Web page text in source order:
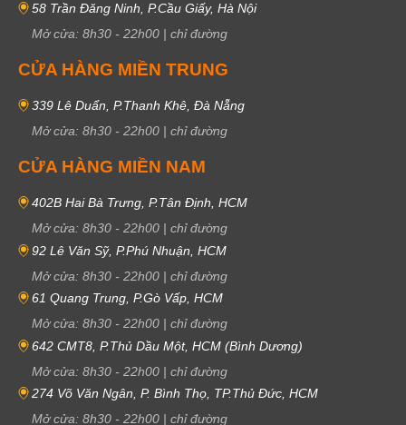
58 Trần Đăng Ninh, P.Cầu Giấy, Hà Nội
Mở cửa: 8h30 - 22h00 | chỉ đường
CỬA HÀNG MIỀN TRUNG
339 Lê Duẩn, P.Thanh Khê, Đà Nẵng
Mở cửa: 8h30 - 22h00 | chỉ đường
CỬA HÀNG MIỀN NAM
402B Hai Bà Trưng, P.Tân Định, HCM
Mở cửa: 8h30 - 22h00 | chỉ đường
92 Lê Văn Sỹ, P.Phú Nhuận, HCM
Mở cửa: 8h30 - 22h00 | chỉ đường
61 Quang Trung, P.Gò Vấp, HCM
Mở cửa: 8h30 - 22h00 | chỉ đường
642 CMT8, P.Thủ Dầu Một, HCM (Bình Dương)
Mở cửa: 8h30 - 22h00 | chỉ đường
274 Võ Văn Ngân, P. Bình Thọ, TP.Thủ Đức, HCM
Mở cửa: 8h30 - 22h00 | chỉ đường